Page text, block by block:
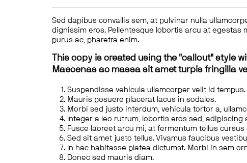
Sed dapibus convallis sem, at pulvinar nulla
dignissim eros. Pellentesque lobortis arcu at egestas
purus ac, pharetra enim.
This copy is created using the "callout" style
Maecenas ac massa sit amet turpis fringilla
Suspendisse vehicula ullamcorper velit id tempus.
Mauris posuere placerat lacus in sodales.
Morbi sed justo interdum, vehicula tortor a,
Integer a leo rutrum, lobortis eros sed, adipiscing
Fusce laoreet arcu mi, at fermentum tellus cursus
Sed sit amet justo tellus. Vivamus faucibus
In hac habitasse platea dictumst. Morbi in sem
Donec sed mauris diam.